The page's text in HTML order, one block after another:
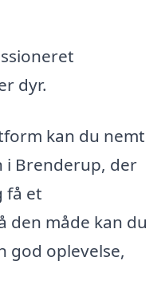
dyr.
kan du nemt
i Brenderup, der
få et
den måde kan du
god oplevelse,